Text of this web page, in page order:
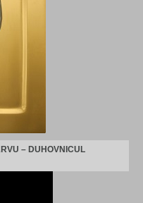
– DUHOVNICUL